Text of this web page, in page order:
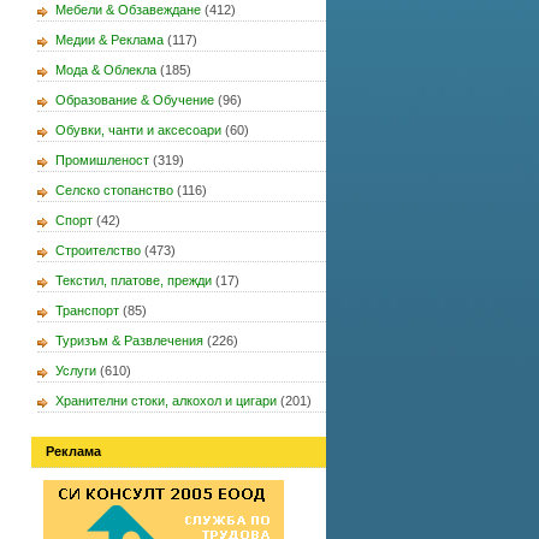
Мебели & Обзавеждане (412)
Медии & Реклама (117)
Мода & Облекла (185)
Образование & Обучение (96)
Обувки, чанти и аксесоари (60)
Промишленост (319)
Селско стопанство (116)
Спорт (42)
Строителство (473)
Текстил, платове, прежди (17)
Транспорт (85)
Туризъм & Развлечения (226)
Услуги (610)
Хранителни стоки, алкохол и цигари (201)
Реклама